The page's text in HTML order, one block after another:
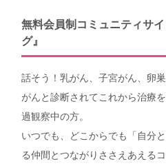
無料会員制コミュニティサ
グ』
話そう！乳がん、子宮がん、卵巣
がんと診断されてこれから治療
過観察中の方。
いつでも、どこからでも「自分
る仲間とつながりささえあえる